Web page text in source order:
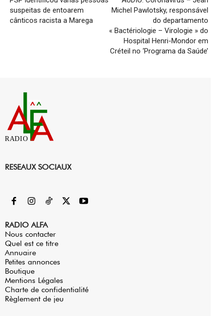
suspeitas de entoarem
cânticos racista a Marega
Michel Pawlotsky, responsável
do departamento
« Bactériologie – Virologie » do
Hospital Henri-Mondor em
Créteil no ‘Programa da Saúde’
RADIO
RESEAUX SOCIAUX
RADIO ALFA
Nous contacter
Quel est ce titre
Annuaire
Petites annonces
Boutique
Mentions Légales
Charte de confidentialité
Règlement de jeu